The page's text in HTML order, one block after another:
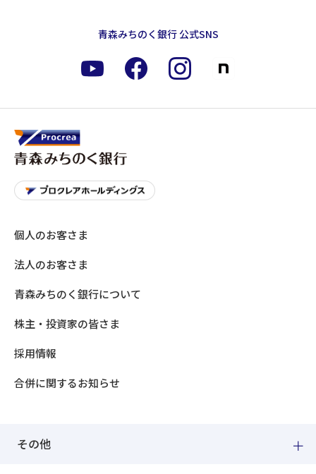
青森みちのく銀行 公式SNS
個人のお客さま
法人のお客さま
青森みちのく銀行について
株主・投資家の皆さま
採用情報
合併に関するお知らせ
その他